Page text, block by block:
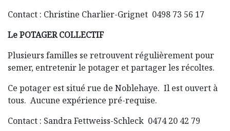
Contact : Christine Charlier-Grignet 0498 73 56 17
Le POTAGER COLLECTIF
Plusieurs familles se retrouvent régulièrement pour
semer, entretenir le potager et partager les récoltes.
Ce potager est situé rue de Noblehaye. Il est ouvert à
tous. Aucune expérience pré-requise.
Contact : Sandra Fettweiss-Schleck 0474 20 42 79